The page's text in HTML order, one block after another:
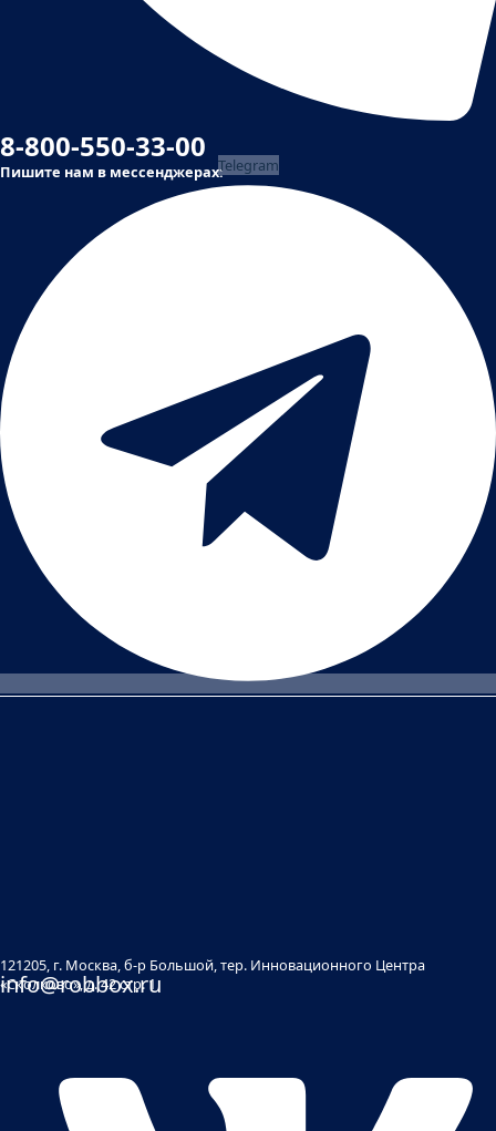
8-800-550-33-00
Пишите нам в мессенджерах:Telegram
121205, г. Москва, б-р Большой, тер. Инновационного Центра
«Сколково», д. 42 стр. 1
info@robbox.ru